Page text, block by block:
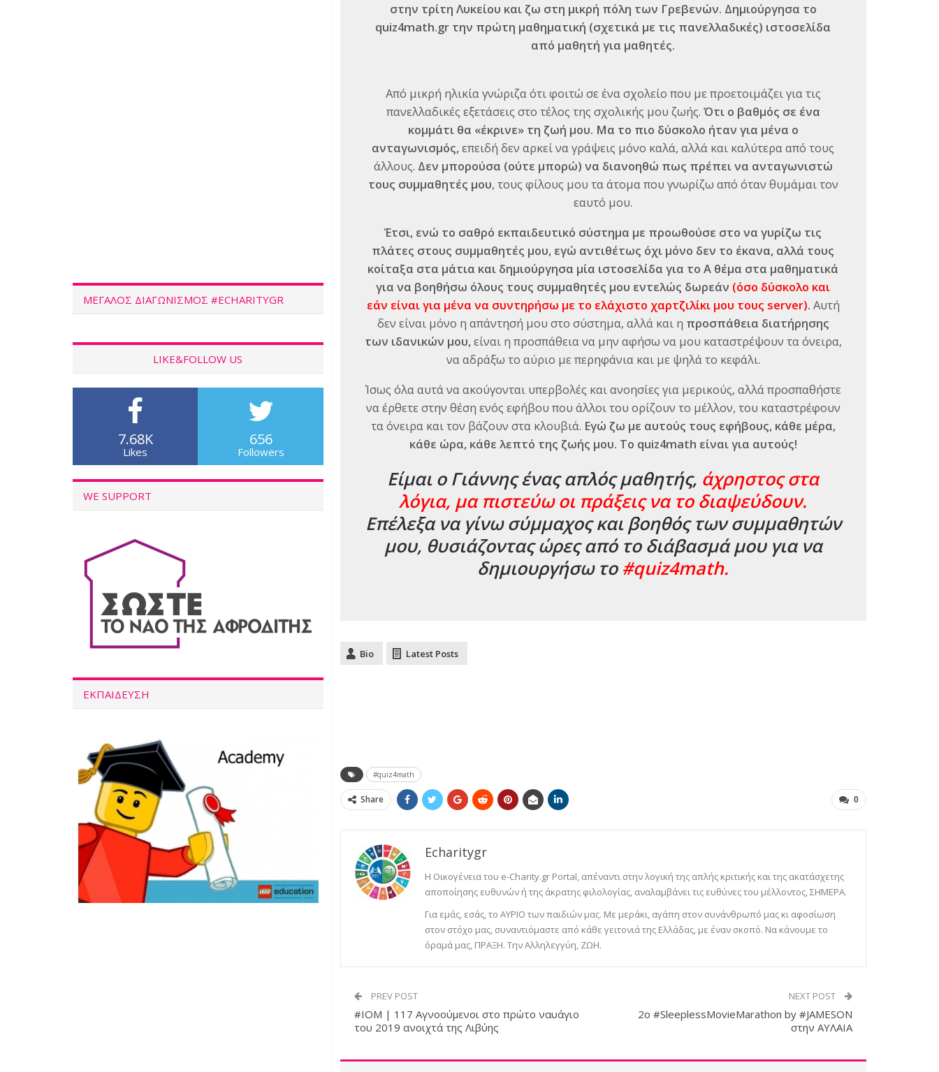
στην τρίτη Λυκείου και ζω στη μικρή πόλη των Γρεβενών. Δημιούργησα το
quiz4math.gr την πρώτη μαθηματική (σχετικά με τις πανελλαδικές) ιστοσελίδα
από μαθητή για μαθητές.
Από μικρή ηλικία γνώριζα ότι φοιτώ σε ένα σχολείο που με προετοιμάζει για τις
πανελλαδικές εξετάσεις στο τέλος της σχολικής μου ζωής. Ότι ο βαθμός σε ένα
κομμάτι θα «έκρινε» τη ζωή μου. Μα το πιο δύσκολο ήταν για μένα ο
ανταγωνισμός,επειδή δεν αρκεί να γράψεις μόνο καλά, αλλά και καλύτερα από τους
άλλους. Δεν μπορούσα (ούτε μπορώ) να διανοηθώ πως πρέπει να ανταγωνιστώ
τους συμμαθητές μου, τους φίλους μου τα άτομα που γνωρίζω από όταν θυμάμαι τον
εαυτό μου.
Έτσι, ενώ το σαθρό εκπαιδευτικό σύστημα με προωθούσε στο να γυρίζω τις
πλάτες στους συμμαθητές μου, εγώ αντιθέτως όχι μόνο δεν το έκανα, αλλά τους
κοίταξα στα μάτια και δημιούργησα μία ιστοσελίδα για το Α θέμα στα μαθηματικά
για να βοηθήσω όλους τους συμμαθητές μου εντελώς δωρεάν (όσο δύσκολο και
εάν είναι για μένα να συντηρήσω με το ελάχιστο χαρτζιλίκι μου τους server). Αυτή
δεν είναι μόνο η απάντησή μου στο σύστημα, αλλά και η προσπάθεια διατήρησης
των ιδανικών μου,είναι η προσπάθεια να μην αφήσω να μου καταστρέψουν τα όνειρα,
να αδράξω το αύριο με περηφάνια και με ψηλά το κεφάλι.
Ίσως όλα αυτά να ακούγονται υπερβολές και ανοησίες για μερικούς, αλλά προσπαθήστε
να έρθετε στην θέση ενός εφήβου που άλλοι του ορίζουν το μέλλον, του καταστρέφουν
τα όνειρα και τον βάζουν στα κλουβιά. Εγώ ζω με αυτούς τους εφήβους, κάθε μέρα,
κάθε ώρα, κάθε λεπτό της ζωής μου. Το quiz4math είναι για αυτούς!
Είμαι ο Γιάννης ένας απλός μαθητής, άχρηστος στα
λόγια, μα πιστεύω οι πράξεις να το διαψεύδουν.
Επέλεξα να γίνω σύμμαχος και βοηθός των συμμαθητών
μου, θυσιάζοντας ώρες από το διάβασμά μου για να
δημιουργήσω το #quiz4math.
Bio Latest Posts
#quiz4math
Share 0
Echaritygr
Η Οικογένεια του e-Charity.gr Portal, απέναντι στην λογική της απλής κριτικής και της ακατάσχετης
αποποίησης ευθυνών ή της άκρατης φιλολογίας, αναλαμβάνει τις ευθύνες του μέλλοντος, ΣΗΜΕΡΑ.
Για εμάς, εσάς, το ΑΥΡΙΟ των παιδιών μας. Με μεράκι, αγάπη στον συνάνθρωπό μας κι αφοσίωση
στον στόχο μας, συναντιόμαστε από κάθε γειτονιά της Ελλάδας, με έναν σκοπό. Να κάνουμε το
όραμά μας, ΠΡΑΞΗ. Την Αλληλεγγύη, ΖΩΗ.
PREV POST
#IOM | 117 Αγνοούμενοι στο πρώτο ναυάγιο
του 2019 ανοιχτά της Λιβύης
NEXT POST
2ο #SleeplessMovieMarathon by #JAMESON
στην ΑΥΛΑΙΑ
ΜΕΓΑΛΟΣ ΔΙΑΓΩΝΙΣΜΟΣ #ECHARITYGR
LIKE&FOLLOW US
7.68K
Likes
656
Followers
WE SUPPORT
ΕΚΠΑΙΔΕΥΣΗ